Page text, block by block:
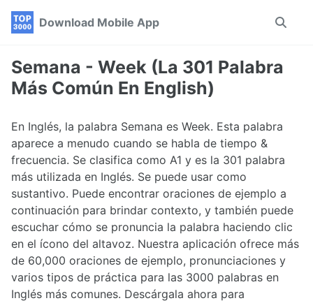
Skip
navigation
Skip
Skip
Download Mobile App
Toggle
Semana - Week (La 301 Palabra
Más Común En English)
En Inglés, la palabra Semana es Week. Esta palabra
aparece a menudo cuando se habla de tiempo &
frecuencia. Se clasifica como A1 y es la 301 palabra
más utilizada en Inglés. Se puede usar como
sustantivo. Puede encontrar oraciones de ejemplo a
continuación para brindar contexto, y también puede
escuchar cómo se pronuncia la palabra haciendo clic
en el ícono del altavoz. Nuestra aplicación ofrece más
de 60,000 oraciones de ejemplo, pronunciaciones y
varios tipos de práctica para las 3000 palabras en
Inglés más comunes. Descárgala ahora para